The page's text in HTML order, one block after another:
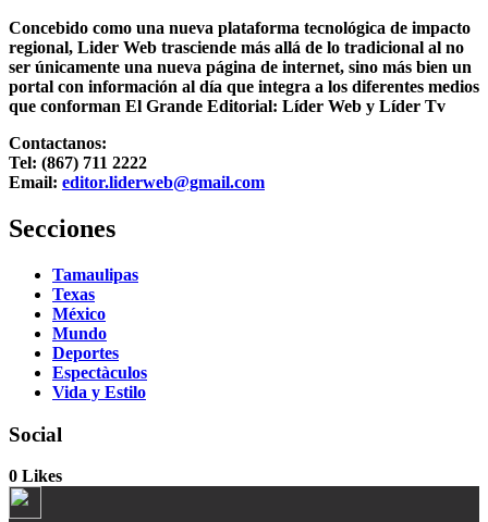
Concebido como una nueva plataforma tecnológica de impacto
regional, Lider Web trasciende más allá de lo tradicional al no
ser únicamente una nueva página de internet, sino más bien un
portal con información al día que integra a los diferentes medios
que conforman El Grande Editorial: Líder Web y Líder Tv
Contactanos:
Tel: (867) 711 2222
Email: editor.liderweb@gmail.com
Secciones
Tamaulipas
Texas
México
Mundo
Deportes
Espectàculos
Vida y Estilo
Social
0 Likes